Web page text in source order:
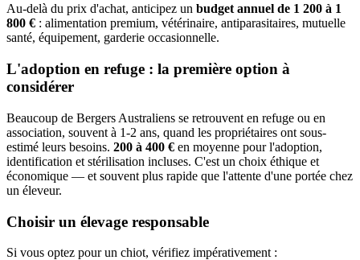
Au-delà du prix d'achat, anticipez un budget annuel de 1 200 à 1
800 € : alimentation premium, vétérinaire, antiparasitaires, mutuelle
santé, équipement, garderie occasionnelle.
L'adoption en refuge : la première option à
considérer
Beaucoup de Bergers Australiens se retrouvent en refuge ou en
association, souvent à 1-2 ans, quand les propriétaires ont sous-
estimé leurs besoins. 200 à 400 € en moyenne pour l'adoption,
identification et stérilisation incluses. C'est un choix éthique et
économique — et souvent plus rapide que l'attente d'une portée chez
un éleveur.
Choisir un élevage responsable
Si vous optez pour un chiot, vérifiez impérativement :